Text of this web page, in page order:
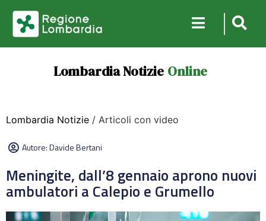
Lombardia Notizie Online
Lombardia Notizie / Articoli con video
Autore:Davide Bertani
Meningite, dall’8 gennaio aprono nuovi
ambulatori a Calepio e Grumello